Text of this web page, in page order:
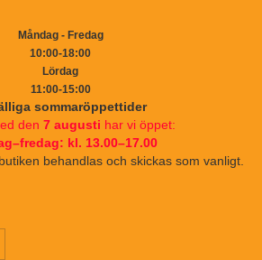
Måndag - Fredag
10:00-18:00
Lördag
11:00-15:00
sommaröppettider
den 7 augusti har vi öppet:
kl. 13.00–17.00
behandlas och skickas som vanligt.